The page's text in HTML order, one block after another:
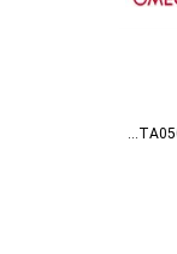
زیور آلات و جواهر اُمگا مدل B34STA0509604-L